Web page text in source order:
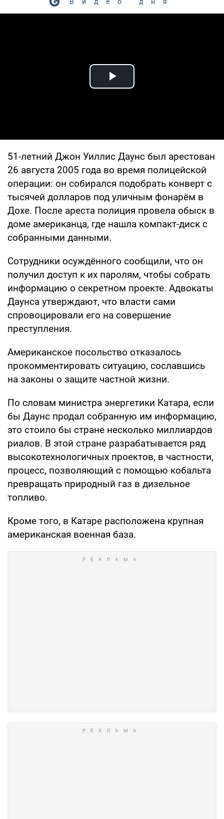
Play Video
51-летний Джон Уиллис Даунс был арестован
26 августа 2005 года во время полицейской
операции: он собирался подобрать конверт с
тысячей долларов под уличным фонарём в
Дохе. После ареста полиция провела обыск в
доме американца, где нашла компакт-диск с
собранными данными.
Сотрудники осуждённого сообщили, что он
получил доступ к их паролям, чтобы собрать
информацию о секретном проекте. Адвокаты
Даунса утверждают, что власти сами
спровоцировали его на совершение
преступления.
Американское посольство отказалось
прокомментировать ситуацию, сославшись
на законы о защите частной жизни.
По словам министра энергетики Катара, если
бы Даунс продал собранную им информацию,
это стоило бы стране несколько миллиардов
риалов. В этой стране разрабатывается ряд
высокотехнологичных проектов, в частности,
процесс, позволяющий с помощью кобальта
превращать природный газ в дизельное
топливо.
Кроме того, в Катаре расположена крупная
американская военная база.